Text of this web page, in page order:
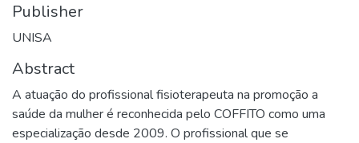
Publisher
UNISA
Abstract
A atuação do profissional fisioterapeuta na promoção a
saúde da mulher é reconhecida pelo COFFITO como uma
especialização desde 2009. O profissional que se